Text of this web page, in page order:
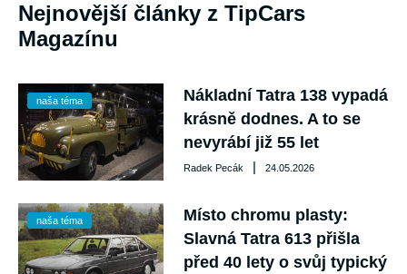
Nejnovější články z TipCars
Magazínu
naša téma
Nákladní Tatra 138 vypadá
krásně dodnes. A to se
nevyrábí již 55 let
Radek Pecák | 24.05.2026
naša téma
Místo chromu plasty:
Slavná Tatra 613 přišla
před 40 lety o svůj typický